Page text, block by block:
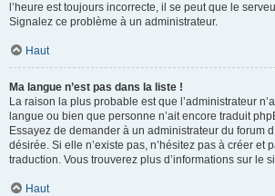
l’heure est toujours incorrecte, il se peut que le
Signalez ce problème à un administrateur.
Haut
Ma langue n’est pas dans la liste !
La raison la plus probable est que l’administrateur
langue ou bien que personne n’ait encore traduit
Essayez de demander à un administrateur du forum
désirée. Si elle n’existe pas, n’hésitez pas à créer et
traduction. Vous trouverez plus d’informations sur le
Haut